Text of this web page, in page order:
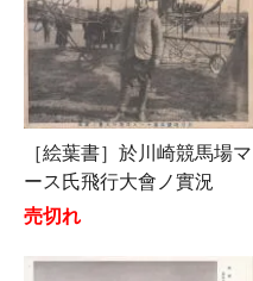
［絵葉書］於川崎競馬場マ
ース氏飛行大會ノ實況
売切れ